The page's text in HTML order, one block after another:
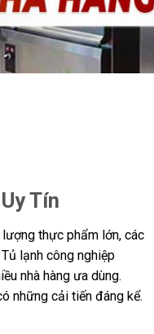
Tín
thực phẩm lớn, các
lạnh công nghiệp
nhà hàng ưa dùng.
những cải tiến đáng kể.